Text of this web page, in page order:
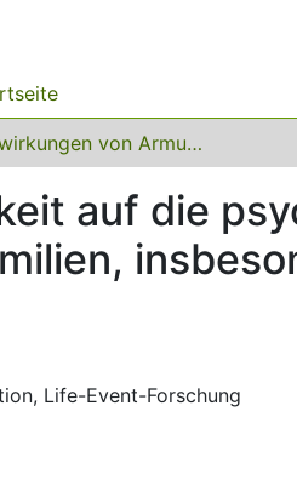
Auswirkungen von Armut und Arbeitslosigkeit auf die psycho-soziale Entwicklung der Betroffenen und deren Familien, insbesondere der Kinder und Jugendlichen
auf die
, Life-Event-Forschung